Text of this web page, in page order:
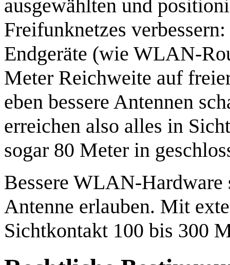
ausgewählten und
Freifunknetzes
Endgeräte (wie WLAN-
Meter Reichweite auf
eben bessere Antennen
erreichen also alles in
sogar 80 Meter in
Bessere WLAN-Hardware
Antenne erlauben. Mit
Sichtkontakt 100 bis 300